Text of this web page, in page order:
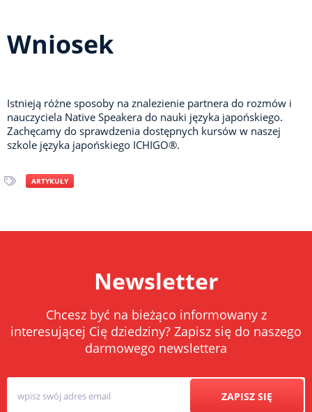
Wniosek
Istnieją różne sposoby na znalezienie partnera do rozmów i
nauczyciela Native Speakera do nauki języka japońskiego.
Zachęcamy do sprawdzenia dostępnych kursów w naszej
szkole języka japońskiego ICHIGO®.
ARTYKUŁY
Newsletter
Chcesz być na bieżąco informowany z
interesującej Cię dziedziny? Zapisz się do naszego
darmowego newslettera
ZAPISZ SIĘ